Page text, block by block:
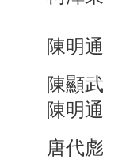
陳明通
陳顯武
陳明通
唐代彪